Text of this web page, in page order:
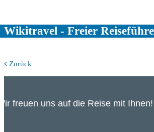
Wikitravel - Freier
Zurück
freuen uns auf die Reise mit Ihnen!